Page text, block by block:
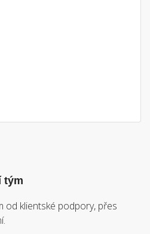
tým
od klientské podpory, přes